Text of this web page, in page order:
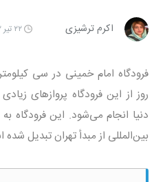
اکرم ترشیزی ۲۲ تیر ۱۴۰۲ | ۱۲:۵۱
فرودگاه امام خمینی در سی
روز از این فرودگاه پروازهای
دنیا انجام می‌شود. این فرودگاه
بین‌المللی از مبدأ تهران تبدیل